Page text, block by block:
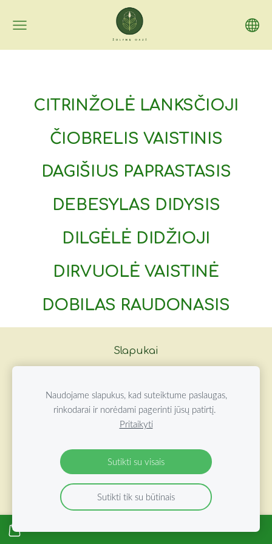
CITRINŽOLĖ LANKSČIOJI
ČIOBRELIS VAISTINIS
DAGIŠIUS PAPRASTASIS
DEBESYLAS DIDYSIS
DILGĖLĖ DIDŽIOJI
DIRVUOLĖ VAISTINĖ
DOBILAS RAUDONASIS
Slapukai
Naudojame slapukus, kad suteiktume paslaugas,
rinkodarai ir norėdami pagerinti jūsų patirtį.
Pritaikyti
Sutikti su visais
Sutikti tik su būtinais